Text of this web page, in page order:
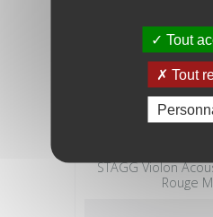
STAGG Violon
Rouge
Tout
Tout